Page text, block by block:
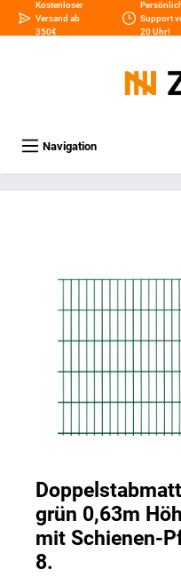
Kostenloser
Versand ab
350€
Support
20 Uhr!
Navigation
grün 0,63m
mit Schienen-
8.